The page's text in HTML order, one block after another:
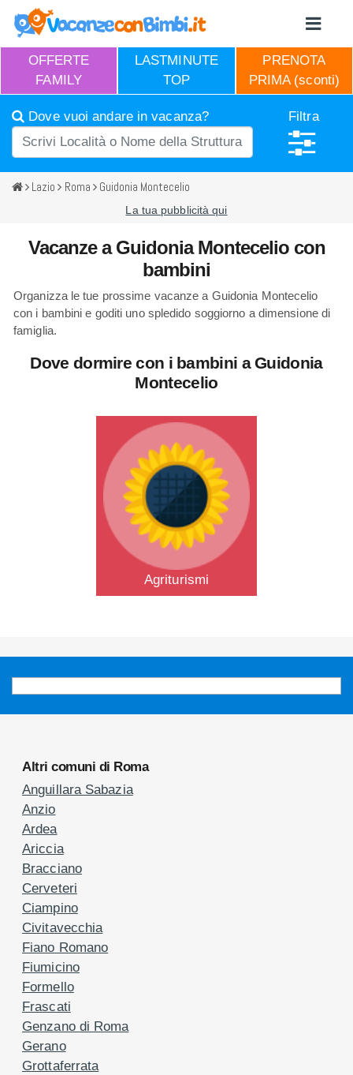
OFFERTE
FAMILY
LASTMINUTE
TOP
PRENOTA
PRIMA (sconti)
Dove vuoi andare in vacanza? Filtra
Lazio Roma Guidonia Montecelio
La tua pubblicità qui
Vacanze a Guidonia Montecelio con
bambini
Organizza le tue prossime vacanze a Guidonia Montecelio
con i bambini e goditi uno spledido soggiorno a dimensione di
famiglia.
Dove dormire con i bambini a Guidonia
Montecelio
Agriturismi
Altri comuni di Roma
Anguillara Sabazia
Anzio
Ardea
Ariccia
Bracciano
Cerveteri
Ciampino
Civitavecchia
Fiano Romano
Fiumicino
Formello
Frascati
Genzano di Roma
Gerano
Grottaferrata